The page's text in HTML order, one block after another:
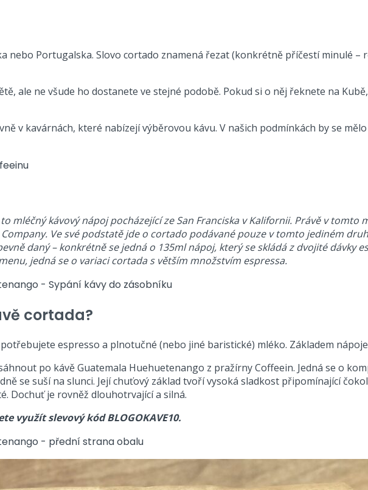
nebo Portugalska. Slovo cortado znamená řezat (konkrétně příčestí minulé
ale ne všude ho dostanete ve stejné podobě. Pokud si o něj řeknete na
v kavárnách, které nabízejí výběrovou kávu. V našich podmínkách by se
mléčný kávový nápoj pocházející ze San Franciska v Kalifornii. Právě v
Ve své podstatě jde o cortado podávané pouze v tomto jediném
daný – konkrétně se jedná o 135ml nápoj, který se skládá z dvojité dávky
jedná se o variaci cortada s větším množstvím espressa.
cortada?
espresso a plnotučné (nebo jiné baristické) mléko. Základem
po kávě Guatemala Huehuetenango z pražírny Coffeein. Jedná se o
se suší na slunci. Její chuťový základ tvoří vysoká sladkost připomínající
Dochuť je rovněž dlouhotrvající a silná.
využít slevový kód BLOGOKAVE10.